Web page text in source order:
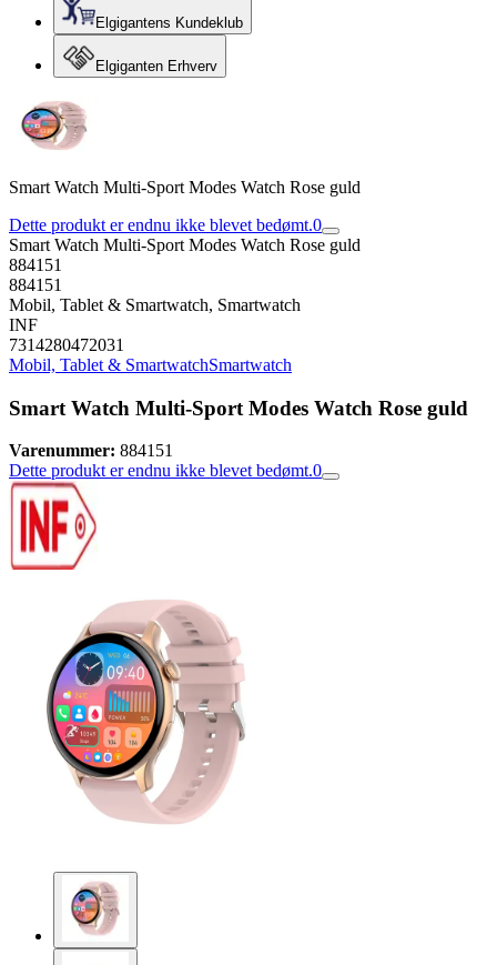
Elgigantens Kundeklub
Elgiganten Erhverv
Smart Watch Multi-Sport Modes Watch Rose guld
Dette produkt er endnu ikke blevet bedømt.0
Smart Watch Multi-Sport Modes Watch Rose guld
884151
884151
Mobil, Tablet & Smartwatch, Smartwatch
INF
7314280472031
Mobil, Tablet & SmartwatchSmartwatch
Smart Watch Multi-Sport Modes Watch Rose guld
Varenummer: 884151
Dette produkt er endnu ikke blevet bedømt.0